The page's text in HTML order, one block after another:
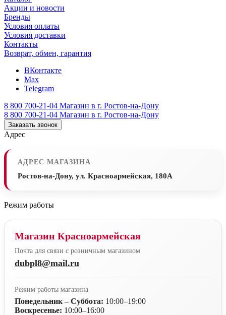
Акции и новости
Бренды
Условия оплаты
Условия доставки
Контакты
Возврат, обмен, гарантия
ВКонтакте
Max
Telegram
8 800 700-21-04 Магазин в г. Ростов-на-Дону
8 800 700-21-04 Магазин в г. Ростов-на-Дону
Заказать звонок
Адрес
АДРЕС МАГАЗИНА
Ростов-на-Дону, ул. Красноармейская, 180А
Режим работы
Магазин Красноармейская
Почта для связи с розничным магазином
dubpl8@mail.ru
Режим работы магазина
Понедельник – Суббота: 10:00–19:00
Воскресенье: 10:00–16:00